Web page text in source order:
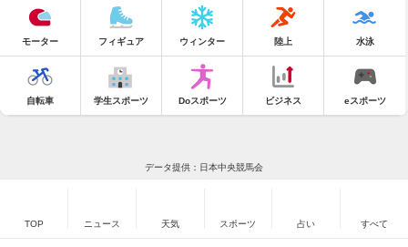
モーター フィギュア ウィンター 陸上 水泳
自転車 学生スポーツ Doスポーツ ビジネス eスポーツ
データ提供：日本中央競馬会
TOP ニュース 天気 スポーツ 占い すべて